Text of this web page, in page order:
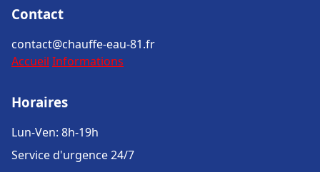
Contact
contact@chauffe-eau-81.fr
Accueil Informations
Horaires
Lun-Ven: 8h-19h
Service d'urgence 24/7